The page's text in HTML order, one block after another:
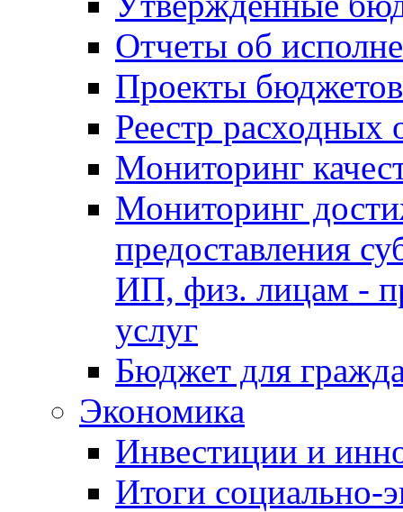
Отчеты об
Проекты бюджетов
Реестр расходных
Мониторинг
Мониторинг
предоставления
ИП, физ. лицам -
услуг
Бюджет для
Экономика
Инвестиции и
Итоги социально-